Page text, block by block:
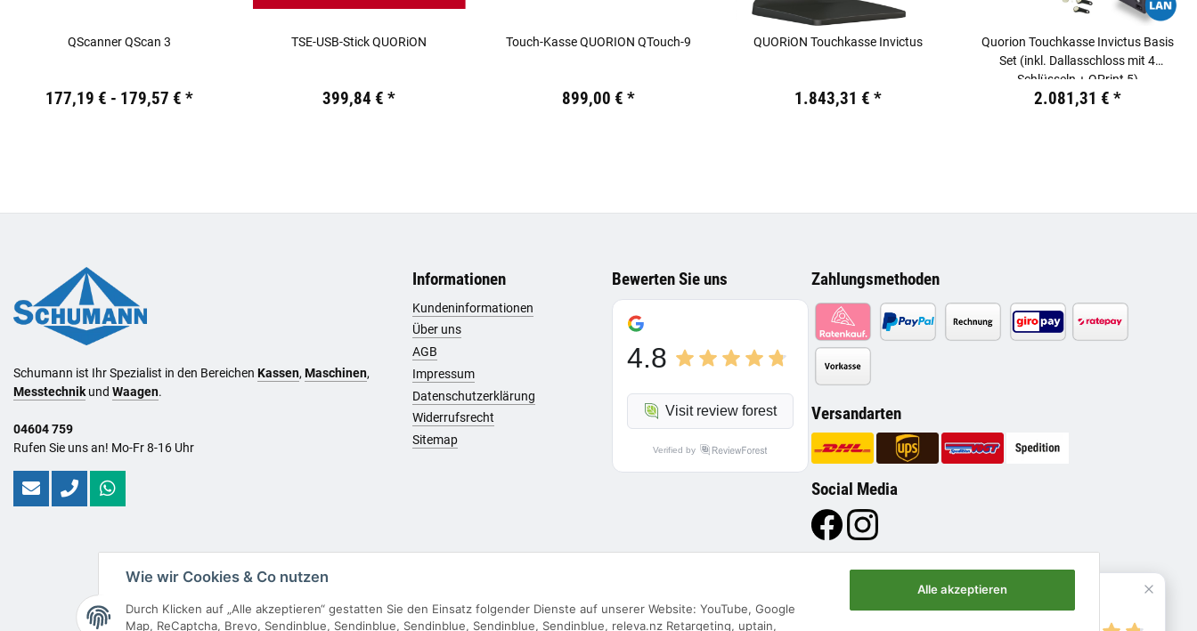
QScanner QScan 3
19,44 €inkl. 19% USt.
177,19 € - 179,57 €*
TSE-USB-Stick QUORiON
19,44 €inkl. 19% USt.
399,84 €*
Touch-Kasse QUORION QTouch-9
19,44 €inkl. 19% USt.
899,00 € *
QUORiON Touchkasse Invictus
19,44 € inkl. 19% USt.
1.843,31 € *
Quorion Touchkasse Invictus Basis
Set (inkl. Dallasschloss mit 4
Schlüsseln + QPrint 5)
19,44 € inkl. 19% USt.
2.081,31 € *
Schumann ist Ihr Spezialist in den Bereichen Kassen, Maschinen,
Messtechnikund Waagen.
04604 759
Rufen Sie uns an! Mo-Fr 8-16 Uhr
Informationen
Kundeninformationen
Über uns
AGB
Impressum
Datenschutzerklärung
Widerrufsrecht
Sitemap
Bewerten Sie uns
4.8
Visit review forest
Verified by
Zahlungsmethoden
Versandarten
Social Media
Vertrag widerrufen
Wie wir Cookies & Co nutzen
Durch Klicken auf „Alle akzeptieren“ gestatten Sie den Einsatz folgender Dienste auf unserer Website: YouTube, Google
Map, ReCaptcha, Brevo, Sendinblue, Sendinblue, Sendinblue, Sendinblue, Sendinblue, releva.nz Retargeting, uptain,
Alle akzeptieren